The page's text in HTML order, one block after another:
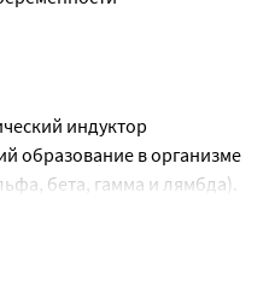
препарата в
следует
индуктор
образование в организме
бета, гамма и лямбда).
эпителия
нейтрофилы и